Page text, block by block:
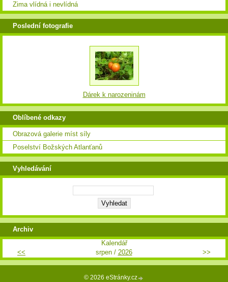
Zima vlídná i nevlídná
Poslední fotografie
Dárek k narozeninám
Oblíbené odkazy
Obrazová galerie míst síly
Poselství Božských Atlanťanů
Vyhledávání
Archiv
Kalendář
<<
srpen / 2026 >>
© 2026 eStránky.cz